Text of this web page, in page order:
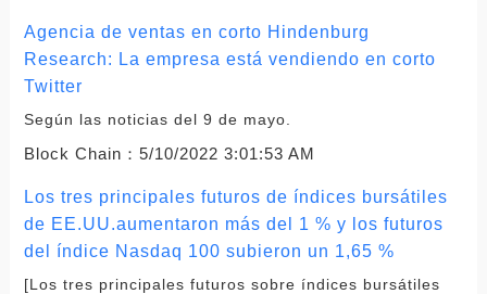
Agencia de ventas en corto Hindenburg
Research: La empresa está vendiendo en corto
Twitter
Según las noticias del 9 de mayo.
Block Chain： 5/10/2022 3:01:53 AM
Los tres principales futuros de índices bursátiles
de EE.UU.aumentaron más del 1 % y los futuros
del índice Nasdaq 100 subieron un 1,65 %
[Los tres principales futuros sobre índices bursátiles